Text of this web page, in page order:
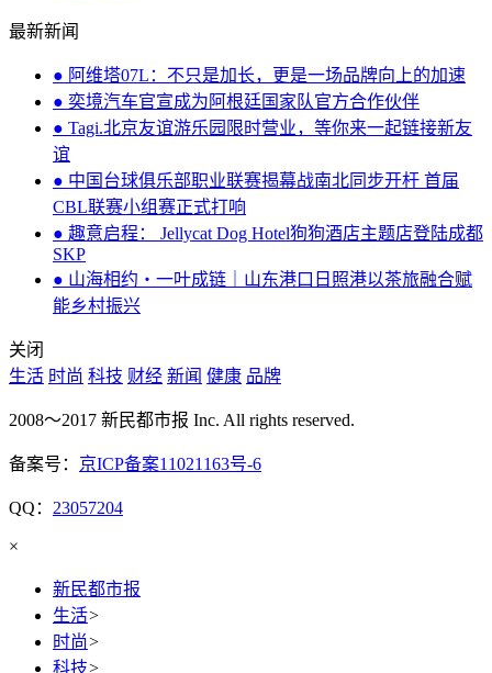
最新新闻
● 阿维塔07L：不只是加长，更是一场品牌向上的加速
● 奕境汽车官宣成为阿根廷国家队官方合作伙伴
● Tagi.北京友谊游乐园限时营业，等你来一起链接新友
谊
● 中国台球俱乐部职业联赛揭幕战南北同步开杆 首届
CBL联赛小组赛正式打响
● 趣意启程： Jellycat Dog Hotel狗狗酒店主题店登陆成都
SKP
● 山海相约・一叶成链｜山东港口日照港以茶旅融合赋
能乡村振兴
关闭
生活 时尚 科技 财经 新闻 健康 品牌
2008～2017 新民都市报 Inc. All rights reserved.
备案号： 京ICP备案11021163号-6
QQ： 23057204
×
新民都市报
生活>
时尚>
科技>